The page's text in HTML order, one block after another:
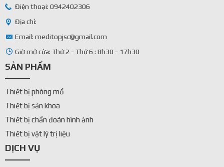
Điện thoại: 0942402306
Địa chỉ:
Email: meditopjsc@gmail.com
Giờ mở cửa: Thứ 2 - Thứ 6 : 8h30 - 17h30
SẢN PHẨM
Thiết bị phòng mổ
Thiết bị sản khoa
Thiết bị chẩn đoán hình ảnh
Thiết bị vật lý trị liệu
DỊCH VỤ